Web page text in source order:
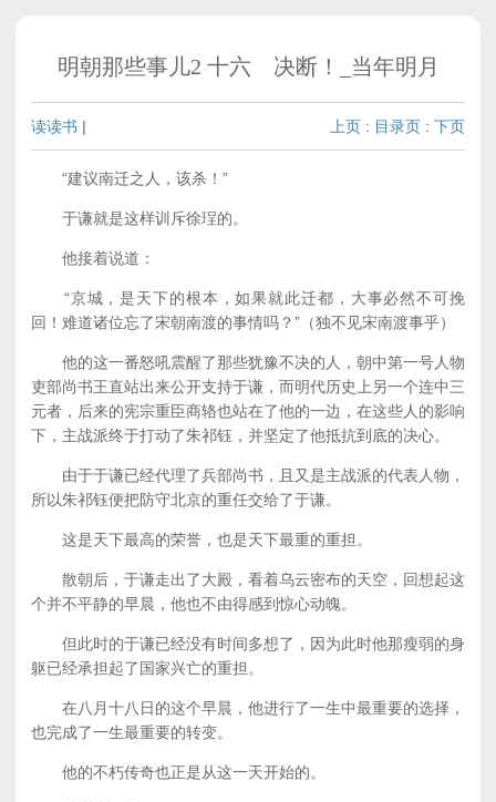
明朝那些事儿2 十六 决断！_当年明月
读读书 | 上页 : 目录页 : 下页
“建议南迁之人，该杀！”
于谦就是这样训斥徐珵的。
他接着说道：
“京城，是天下的根本，如果就此迁都，大事必然不可挽
回！难道诸位忘了宋朝南渡的事情吗？”（独不见宋南渡事乎）
他的这一番怒吼震醒了那些犹豫不决的人，朝中第一号人物
吏部尚书王直站出来公开支持于谦，而明代历史上另一个连中三
元者，后来的宪宗重臣商辂也站在了他的一边，在这些人的影响
下，主战派终于打动了朱祁钰，并坚定了他抵抗到底的决心。
由于于谦已经代理了兵部尚书，且又是主战派的代表人物，
所以朱祁钰便把防守北京的重任交给了于谦。
这是天下最高的荣誉，也是天下最重的重担。
散朝后，于谦走出了大殿，看着乌云密布的天空，回想起这
个并不平静的早晨，他也不由得感到惊心动魄。
但此时的于谦已经没有时间多想了，因为此时他那瘦弱的身
躯已经承担起了国家兴亡的重担。
在八月十八日的这个早晨，他进行了一生中最重要的选择，
也完成了一生最重要的转变。
他的不朽传奇也正是从这一天开始的。